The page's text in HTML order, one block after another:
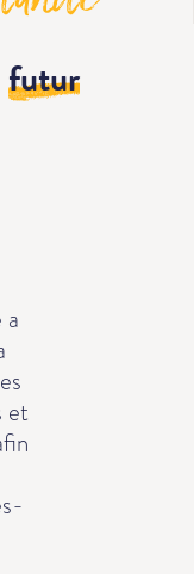
futur
et